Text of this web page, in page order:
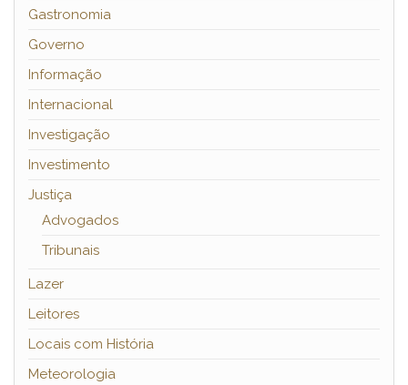
Gastronomia
Governo
Informação
Internacional
Investigação
Investimento
Justiça
Advogados
Tribunais
Lazer
Leitores
Locais com História
Meteorologia